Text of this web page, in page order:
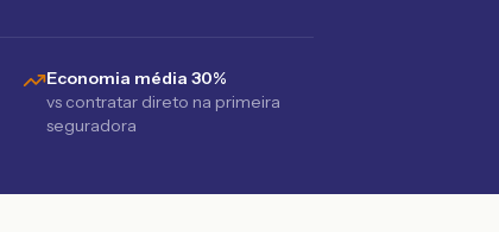
Economia média 30%
vs contratar direto na primeira
seguradora